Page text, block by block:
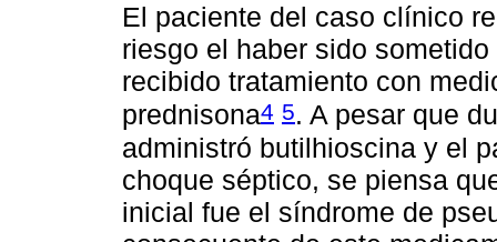
El paciente del caso clínico
riesgo el haber sido
recibido tratamiento con
prednisona4 5. A pesar que
administró butilhioscina y el
choque séptico, se piensa
inicial fue el síndrome de